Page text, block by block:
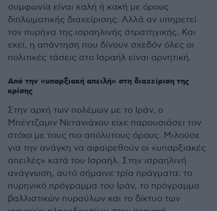
συμφωνία είναι καλή ή κακή με όρους
διπλωματικής διαχείρισης. Αλλά αν υπηρετεί
τον πυρήνα της ισραηλινής στρατηγικής. Και
εκεί, η απάντηση που δίνουν σχεδόν όλες οι
πολιτικές τάσεις στο Ισραήλ είναι αρνητική.
Από την «υπαρξιακή απειλή» στη διαχείριση της
κρίσης
Στην αρχή των πολέμων με το Ιράν, ο
Μπέντζαμιν Νετανιάχου είχε παρουσιάσει τον
στόχο με τους πιο απόλυτους όρους. Μιλούσε
για την ανάγκη να αφαιρεθούν οι «υπαρξιακές
απειλές» κατά του Ισραήλ. Στην ισραηλινή
ανάγνωση, αυτό σήμαινε τρία πράγματα: το
πυρηνικό πρόγραμμα του Ιράν, το πρόγραμμα
βαλλιστικών πυραύλων και το δίκτυο των